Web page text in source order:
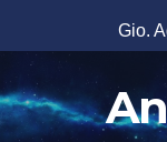
al
contenuto
Gio.